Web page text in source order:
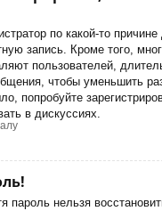
по какой-то
запись. Кроме того,
пользователей,
чтобы уменьшить
попробуйте
в дискуссиях.
пароль нельзя